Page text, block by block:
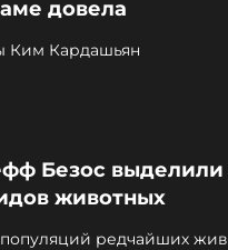
довела
Ким Кардашьян
Безос выделили
животных
редчайших